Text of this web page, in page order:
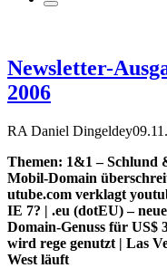
Newsletter-
2006
RA Daniel Dingeldey
Themen: 1&1 – Schlund
Mobil-Domain
utube.com verklagt
IE 7? | .eu (dotEU) –
Domain-Genuss für US$
wird rege genutzt | Las
West läuft